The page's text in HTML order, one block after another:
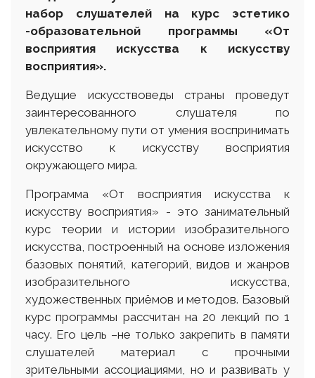
набор слушателей на курс эстетико
-образовательной программы «От
восприятия искусства к искусству
восприятия».
Ведущие искусствоведы страны проведут
заинтересованного слушателя по
увлекательному пути от умения воспринимать
искусство к искусству восприятия
окружающего мира.
Программа «От восприятия искусства к
искусству восприятия» - это занимательный
курс теории и истории изобразительного
искусства, построенный на основе изложения
базовых понятий, категорий, видов и жанров
изобразительного искусства,
художественных приёмов и методов. Базовый
курс программы рассчитан на 20 лекций по 1
часу. Его цель –не только закрепить в памяти
слушателей материал с прочными
зрительными ассоциациями, но и развивать у